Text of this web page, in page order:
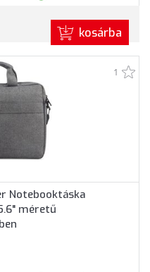
kosárba
1
Notebooktáska
méretű